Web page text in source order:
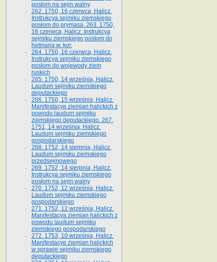
posłom na sejm walny
262. 1750, 16 czerwca, Halicz.
Instrukcya sejmiku ziemskiego
posłom do prymasa. 263. 1750,
16 czerwca, Halicz. Instrukcya
sejmiku ziemskiego posłom do
hetmana w. kor.
264. 1750, 16 czerwca, Halicz.
Instrukcya sejmiku ziemskiego
posłom do wojewody ziem
ruskich
265. 1750, 14 września, Halicz.
Laudum sejmiku ziemskiego
deputackiego
266. 1750, 15 września, Halicz.
Manifestacye ziemian halickich z
powodu laudum sejmiku
ziemskiego deputackiego. 267.
1751, 14 września, Halicz.
Laudum sejmiku ziemskiego
gospodarskiego
268. 1752, 14 sierpnia, Halicz.
Laudum sejmiku ziemskiego
przedsejmowego
269. 1752, 14 sierpnia, Halicz.
Instrukcya sejmiku ziemskiego
posłom na sejm walny
270. 1752, 12 września, Halicz.
Laudum sejmiku ziemskiego
gospodarskiego
271. 1752, 12 września, Halicz.
Manifestacya ziemian halickich z
powodu laudum sejmiku
ziemskiego gospodarskiego
272. 1753, 10 września, Halicz.
Manifestacye ziemian halickich
w sprawie sejmiku ziemskiego
deputackiego